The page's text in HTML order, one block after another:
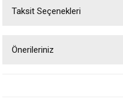
Taksit Seçenekleri
Önerileriniz